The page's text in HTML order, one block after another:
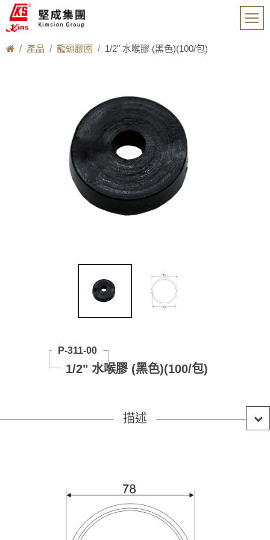
產品 龍頭膠圈 1/2" 水喉膠 (黑色)(100/包)
P-311-00
1/2" 水喉膠 (黑色)(100/包)
描述